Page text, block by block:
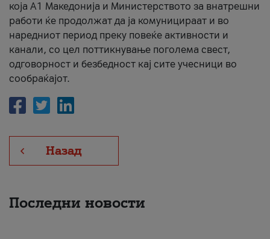
која A1 Македонија и Министерството за внатрешни
работи ќе продолжат да ја комуницираат и во
наредниот период преку повеќе активности и
канали, со цел поттикнување поголема свест,
одговорност и безбедност кај сите учесници во
сообраќајот.
Назад
Последни новости